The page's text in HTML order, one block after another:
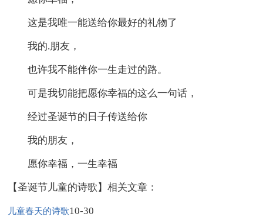
这是我唯一能送给你最好的礼物了
我的.朋友，
也许我不能伴你一生走过的路。
可是我切能把愿你幸福的这么一句话，
经过圣诞节的日子传送给你
我的朋友，
愿你幸福，一生幸福
【圣诞节儿童的诗歌】相关文章：
儿童春天的诗歌10-30